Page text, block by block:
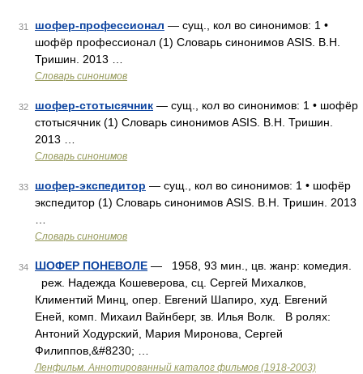
31 шофер-профессионал — сущ., кол во синонимов: 1 •
шофёр профессионал (1) Словарь синонимов ASIS. В.Н.
Тришин. 2013 …
Словарь синонимов
32 шофер-стотысячник — сущ., кол во синонимов: 1 • шофёр
стотысячник (1) Словарь синонимов ASIS. В.Н. Тришин.
2013 …
Словарь синонимов
33 шофер-экспедитор — сущ., кол во синонимов: 1 • шофёр
экспедитор (1) Словарь синонимов ASIS. В.Н. Тришин. 2013
Словарь синонимов
34 ШОФЕР ПОНЕВОЛЕ — 1958, 93 мин., цв. жанр: комедия.
реж. Надежда Кошеверова, сц. Сергей Михалков,
Климентий Минц, опер. Евгений Шапиро, худ. Евгений
Еней, комп. Михаил Вайнберг, зв. Илья Волк. В ролях:
Антоний Ходурский, Мария Миронова, Сергей
Филиппов,&#8230; …
Ленфильм. Аннотированный каталог фильмов (1918-2003)